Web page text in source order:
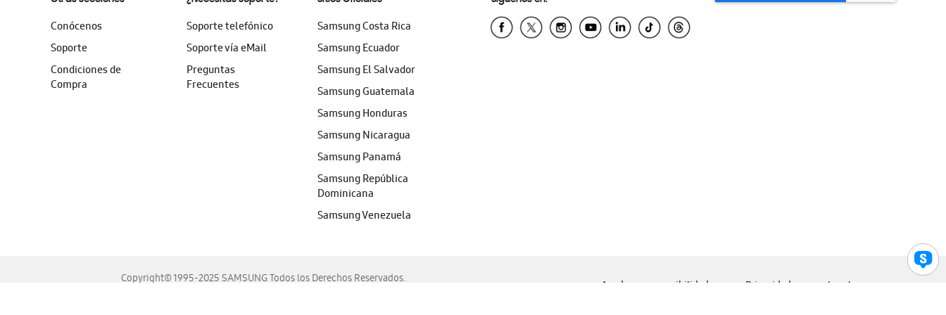
Conócenos
Soporte
Condiciones de
Compra
Soporte telefónico
Soporte vía eMail
Preguntas
Frecuentes
Samsung Costa Rica
Samsung Ecuador
Samsung El Salvador
Samsung Guatemala
Samsung Honduras
Samsung Nicaragua
Samsung Panamá
Samsung República
Dominicana
Samsung Venezuela
Copyright© 1995-2025 SAMSUNG Todos los Derechos Reservados.
Ayuda para accesibilidad Privacidad Legal